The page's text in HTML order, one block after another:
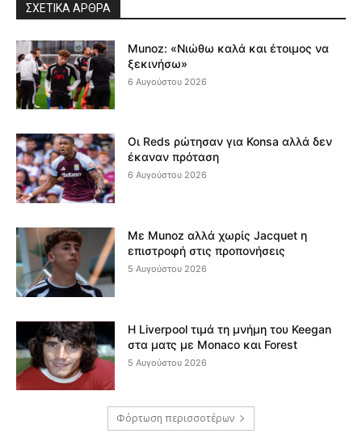
ΣΧΕΤΙΚΆ ΆΡΘΡΑ
Munoz: «Νιώθω καλά και έτοιμος να
ξεκινήσω»
6 Αυγούστου 2026
Οι Reds ρώτησαν για Konsa αλλά δεν
έκαναν πρόταση
6 Αυγούστου 2026
Με Munoz αλλά χωρίς Jacquet η
επιστροφή στις προπονήσεις
5 Αυγούστου 2026
Η Liverpool τιμά τη μνήμη του Keegan
στα ματς με Monaco και Forest
5 Αυγούστου 2026
Φόρτωση περισσοτέρων